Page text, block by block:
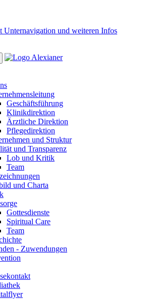
Unternavigation und weiteren Infos
Geschäftsführung
Klinikdirektion
Ärztliche Direktion
Pflegedirektion
und Struktur
und Transparenz
Lob und Kritik
Team
und Charta
Gottesdienste
Spiritual Care
Team
- Zuwendungen